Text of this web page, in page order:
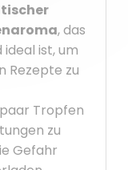
, das
ist, um
Rezepte zu
paar Tropfen
zu
Gefahr